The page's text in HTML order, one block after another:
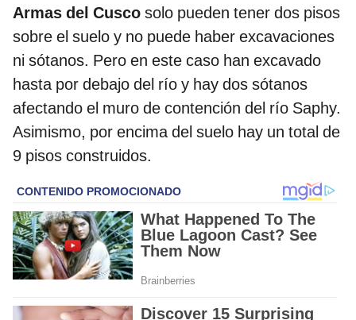
Armas del Cusco solo pueden tener dos pisos
sobre el suelo y no puede haber excavaciones
ni sótanos. Pero en este caso han excavado
hasta por debajo del río y hay dos sótanos
afectando el muro de contención del río Saphy.
Asimismo, por encima del suelo hay un total de
9 pisos construidos.